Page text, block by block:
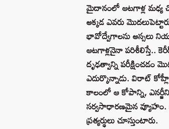
మైదానంలో ఆటగాళ్ల మధ్య
అక్కడ ఎవరు
భావోద్వేగాలను అస్సలు
ఆటగాళ్లనైనా పరిశీలిస్తే..
దృఢత్వాన్ని పరీక్షించడం
ఎదుర్కొన్నాడు. విరాట్ కోహ్లీ
కాలంలో ఆ కోపాన్ని,
సర్వసాధారణమైన
ప్రత్యర్థులు చూస్తుంటారు.